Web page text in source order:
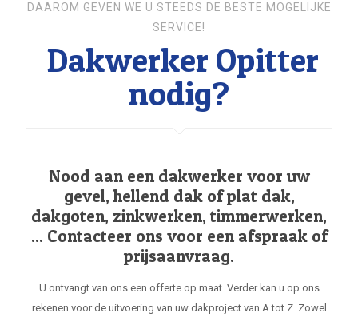
DAAROM GEVEN WE U STEEDS DE BESTE MOGELIJKE
SERVICE!
Dakwerker Opitter
nodig?
Nood aan een dakwerker voor uw
gevel, hellend dak of plat dak,
dakgoten, zinkwerken, timmerwerken,
... Contacteer ons voor een afspraak of
prijsaanvraag.
U ontvangt van ons een offerte op maat. Verder kan u op ons
rekenen voor de uitvoering van uw dakproject van A tot Z. Zowel